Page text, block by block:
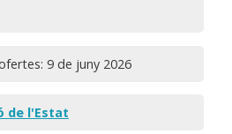
9 de juny 2026
de l'Estat